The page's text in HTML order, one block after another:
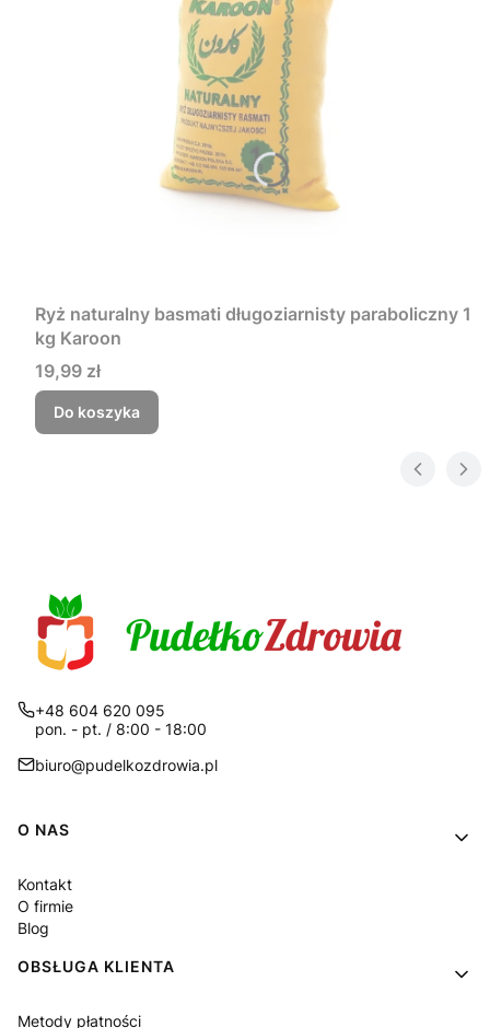
Ryż naturalny basmati długoziarnisty paraboliczny 1
kg Karoon
Cena
19,99 zł
Do koszyka
+48 604 620 095
pon. - pt. / 8:00 - 18:00
biuro@pudelkozdrowia.pl
Linki w stopce
O NAS
Kontakt
O firmie
Blog
OBSŁUGA KLIENTA
Metody płatności